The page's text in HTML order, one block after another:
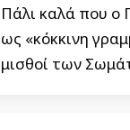
Πάλι καλά που ο
ως «κόκκινη
μισθοί των